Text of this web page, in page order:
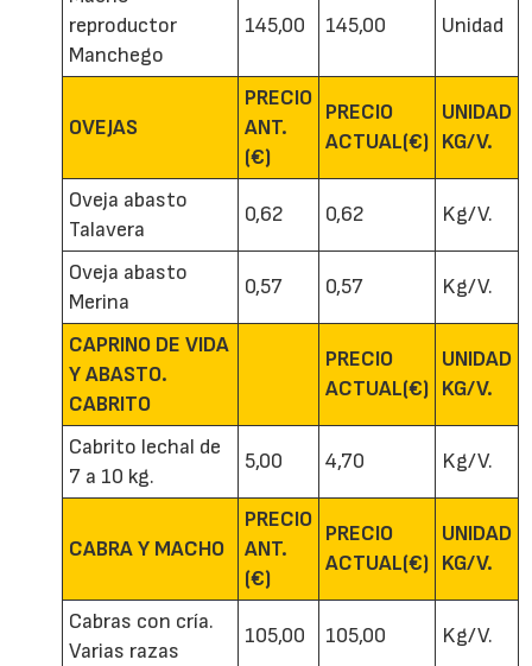
reproductor
Manchego
145,00 145,00 Unidad
OVEJAS
PRECIO
ANT.
(€)
PRECIO
ACTUAL(€)
UNIDAD
KG/V.
Oveja abasto
Talavera
0,62 0,62 Kg/V.
Oveja abasto
Merina
0,57 0,57 Kg/V.
CAPRINO DE VIDA
Y ABASTO.
CABRITO
PRECIO
ACTUAL(€)
UNIDAD
KG/V.
Cabrito lechal de
7 a 10 kg.
5,00 4,70 Kg/V.
CABRA Y MACHO
PRECIO
ANT.
(€)
PRECIO
ACTUAL(€)
UNIDAD
KG/V.
Cabras con cría.
Varias razas
105,00 105,00 Kg/V.